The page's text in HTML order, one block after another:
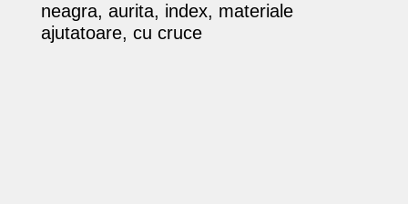
neagra, aurita, index, materiale
ajutatoare, cu cruce